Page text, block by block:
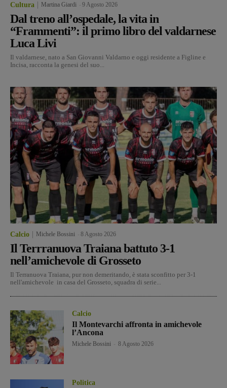
Cultura Martina Giardi 9 Agosto 2026
Dal treno all’ospedale, la vita in
“Frammenti”: il primo libro del valdarnese
Luca Livi
Il valdarnese, nato a San Giovanni Valdarno e oggi residente a Figline e
Incisa, racconta la genesi del suo...
Calcio Michele Bossini 8 Agosto 2026
Il Terrranuova Traiana battuto 3-1
nell’amichevole di Grosseto
Il Terranuova Traiana, pur non demeritando, è stata sconfitto per 3-1
nell'amichevole in casa del Grosseto, squadra di serie...
Calcio
Il Montevarchi affronta in amichevole
l’Ancona
Michele Bossini 8 Agosto 2026
Politica